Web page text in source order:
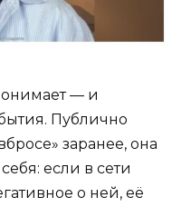
— и
Публично
заранее, она
если в сети
о ней, её